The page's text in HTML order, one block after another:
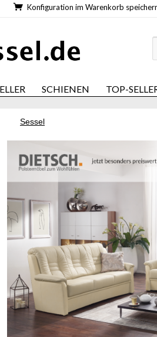
Konfiguration im Warenkorb
SCHIENEN TOP-
Sessel